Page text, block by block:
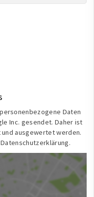
Daten
Inc. gesendet. Daher ist
ausgewertet werden.